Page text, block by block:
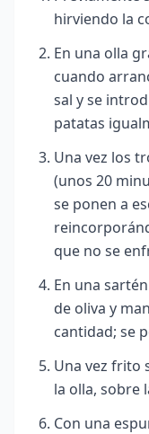
hirviendo la
En una olla
cuando
sal y se
patatas
Una vez los
(unos 20
se ponen a
que no se
En una
de oliva y
cantidad; se
Una vez frito
la olla, sobre
Con una